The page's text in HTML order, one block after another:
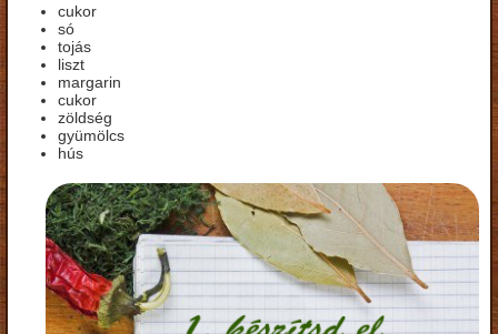
cukor
só
tojás
liszt
margarin
cukor
zöldség
gyümölcs
hús